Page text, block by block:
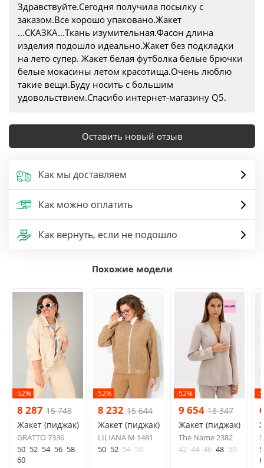
Здравствуйте.Сегодня получила посылку с
заказом.Все хорошо упаковано.Жакет
...СКАЗКА...Ткань изумительная.Фасон длина
изделия подошло идеально.Жакет без подкладки
на лето супер. Жакет белая футболка белые брючки
белые мокасины летом красотища.Очень люблю
такие вещи.Буду носить с большим
удовольствием.Спасибо интернет-магазину Q5.
Оставить новый отзыв
Как мы доставляем
Как можно оплатить
Как вернуть, если не подошло
Похожие модели
-52%
8 287 15 748
Жакет (пиджак)
GRATTO 7336
50 52 54 56 58
60
-52%
8 232 15 644
Жакет (пиджак)
LILIANA М 1481
50 52 54 56
-52%
9 654 18 347
Жакет (пиджак)
The Name 2382
42 44 46 48 50
-